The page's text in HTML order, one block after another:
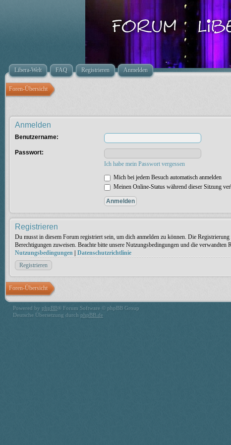
Libera-Welt FAQ Registrieren Anmelden
Foren-Übersicht
Anmelden
Benutzername:
Passwort:
Ich habe mein Passwort vergessen
Mich bei jedem Besuch automatisch anmelden
Meinen Online-Status während dieser Sitzung
Registrieren
Du musst in diesem Forum registriert sein, um dich anmelden zu können. Die
Berechtigungen zuweisen. Beachte bitte unsere Nutzungsbedingungen und die
Nutzungsbedingungen
Datenschutzrichtlinie
Registrieren
Foren-Übersicht
Powered by phpBB® Forum Software © phpBB Group
Deutsche Übersetzung durch phpBB.de